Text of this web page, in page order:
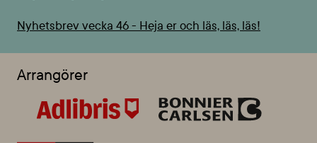
Nyhetsbrev vecka 46 - Heja er och läs, läs, läs!
Arrangörer